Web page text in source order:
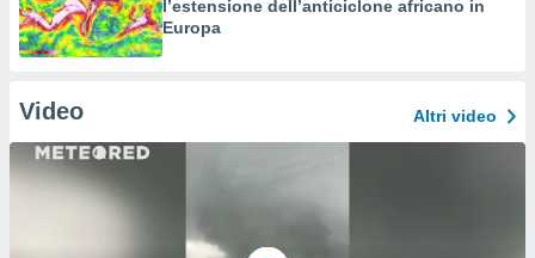
l’estensione dell’anticiclone africano in
Europa
Video Altri video